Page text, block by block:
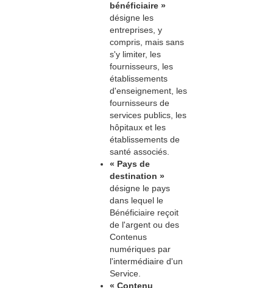
bénéficiaire »
désigne les
entreprises, y
compris, mais sans
s'y limiter, les
fournisseurs, les
établissements
d'enseignement, les
fournisseurs de
services publics, les
hôpitaux et les
établissements de
santé associés.
« Pays de
destination »
désigne le pays
dans lequel le
Bénéficiaire reçoit
de l'argent ou des
Contenus
numériques par
l'intermédiaire d'un
Service.
« Contenu